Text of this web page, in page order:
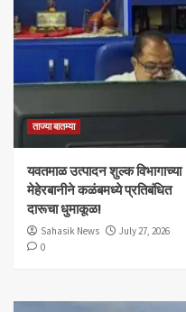
ताज्या बातम्या
यवतमाळ उत्पादन शुल्क विभागाच्या
मेहेरबानीने कळंबमध्ये प्रतिबंधित
दारूचा धुमाकूळ!
Sahasik News
July 27, 2026
0